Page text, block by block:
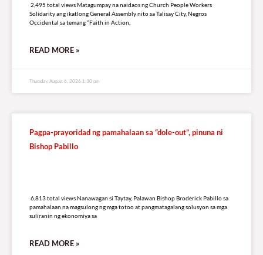
2,495 total views Matagumpay na naidaos ng Church People Workers
Solidarity ang ikatlong General Assembly nito sa Talisay City, Negros
Occidental sa temang “Faith in Action,
READ MORE »
Thursday, August 6, 2026 1:30 pm
Pagpa-prayoridad ng pamahalaan sa “dole-out”, pinuna ni
Bishop Pabillo
6,813 total views Nanawagan si Taytay, Palawan Bishop Broderick Pabillo sa
pamahalaan na magsulong ng mga totoo at pangmatagalang solusyon sa mga
suliranin ng ekonomiya sa
READ MORE »